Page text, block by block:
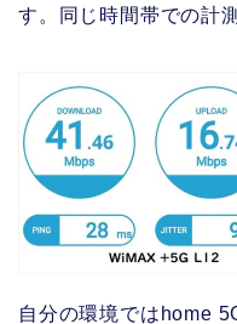
す。同じ時間帯での計
自分の環境ではhome